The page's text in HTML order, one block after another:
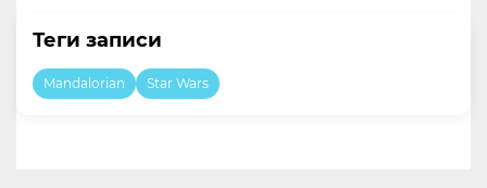
Теги записи
Mandalorian Star Wars